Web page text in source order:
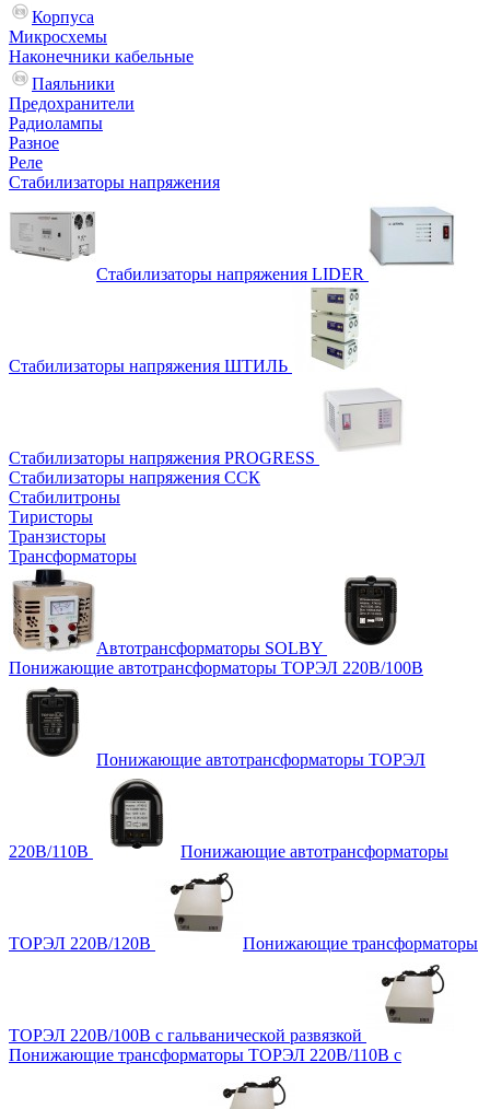
Корпуса
Микросхемы
Наконечники кабельные
Паяльники
Предохранители
Радиолампы
Разное
Реле
Стабилизаторы напряжения
Стабилизаторы напряжения LIDER
Стабилизаторы напряжения ШТИЛЬ
Стабилизаторы напряжения PROGRESS
Стабилизаторы напряжения ССК
Стабилитроны
Тиристоры
Транзисторы
Трансформаторы
Автотрансформаторы SOLBY
Понижающие автотрансформаторы ТОРЭЛ 220В/100В
Понижающие автотрансформаторы ТОРЭЛ
220В/110В Понижающие автотрансформаторы
ТОРЭЛ 220В/120В Понижающие трансформаторы
ТОРЭЛ 220В/100В с гальванической развязкой
Понижающие трансформаторы ТОРЭЛ 220В/110В с